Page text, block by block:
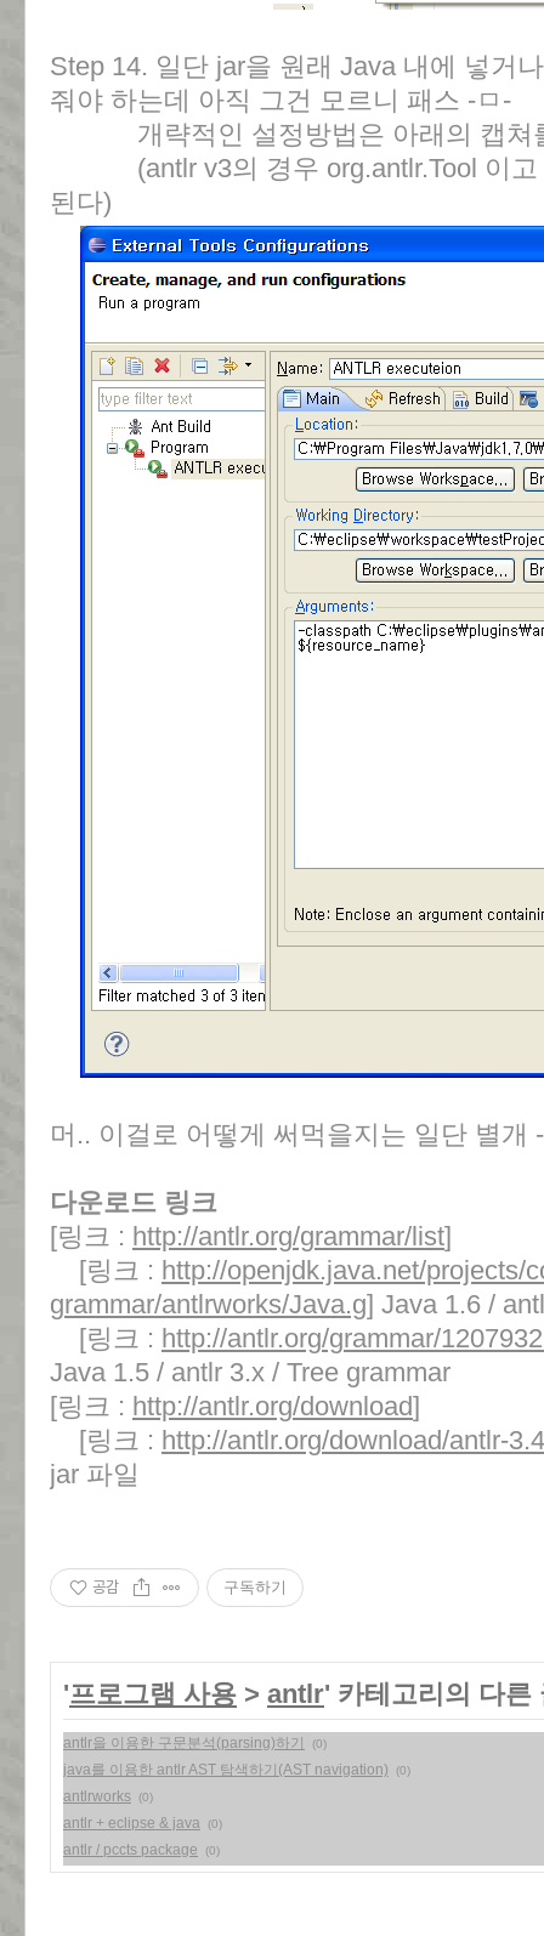
Step 14. 일단 jar을 원래 Java 내에 넣거
줘야 하는데 아직 그건 모르니 패스 -ㅁ-
개략적인 설정방법은 아래의 캡쳐를
(antlr v3의 경우 org.antlr.Tool 이고
된다)
머.. 이걸로 어떻게 써먹을지는 일단 별개
다운로드 링크
[링크 : http://antlr.org/grammar/list]
[링크 : http://openjdk.java.net/projects/
grammar/antlrworks/Java.g] Java 1.6 /
[링크 : http://antlr.org/grammar/
Java 1.5 / antlr 3.x / Tree grammar
[링크 : http://antlr.org/download]
[링크 : http://antlr.org/download/antlr-
jar 파일
공감 구독하기
'프로그램 사용 > antlr' 카테고리의 다른
antlr을 이용한 구문분석(parsing)하기 (0)
java를 이용한 antlr AST 탐색하기(AST navigation) (0)
antlrworks (0)
antlr + eclipse & java (0)
antlr / pccts package (0)